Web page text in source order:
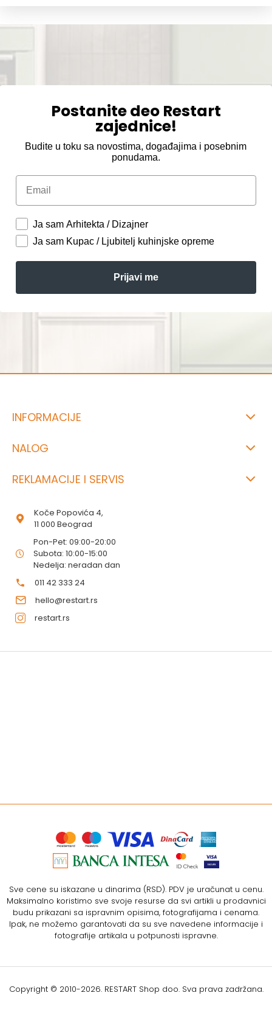
Postanite deo Restart
zajednice!
Budite u toku sa novostima, događajima i posebnim
ponudama.
Email
Ja sam Arhitekta / Dizajner
Ja sam Kupac / Ljubitelj kuhinjske opreme
Prijavi me
INFORMACIJE
NALOG
REKLAMACIJE I SERVIS
Koče Popovića 4,
11 000 Beograd
Pon-Pet: 09:00-20:00
Subota: 10:00-15:00
Nedelja: neradan dan
011 42 333 24
hello@restart.rs
restart.rs
Sve cene su iskazane u dinarima (RSD). PDV je uračunat u cenu.
Maksimalno koristimo sve svoje resurse da svi artikli u prodavnici
budu prikazani sa ispravnim opisima, fotografijama i cenama.
Ipak, ne možemo garantovati da su sve navedene informacije i
fotografije artikala u potpunosti ispravne.
Copyright © 2010-2026. RESTART Shop doo. Sva prava zadržana.